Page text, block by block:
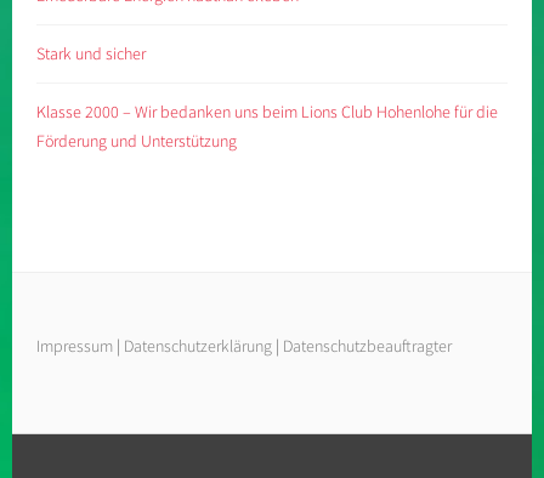
Stark und sicher
Klasse 2000 – Wir bedanken uns beim Lions Club Hohenlohe für die
Förderung und Unterstützung
Impressum | Datenschutzerklärung | Datenschutzbeauftragter